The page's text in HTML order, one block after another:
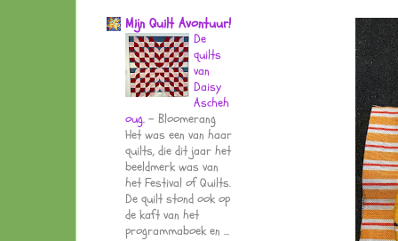
Mijn Quilt Avontuur!
De
quilts
van
Daisy
Ascheh
oug. - Bloomerang
Het was een van haar
quilts, die dit jaar het
beeldmerk was van
het Festival of Quilts.
De quilt stond ook op
de kaft van het
programmaboek en ...